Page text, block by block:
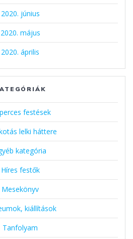
2020. június
2020. május
2020. április
festések
lelki háttere
kategória
Híres festők
Mesekönyv
kiállítások
Tanfolyam